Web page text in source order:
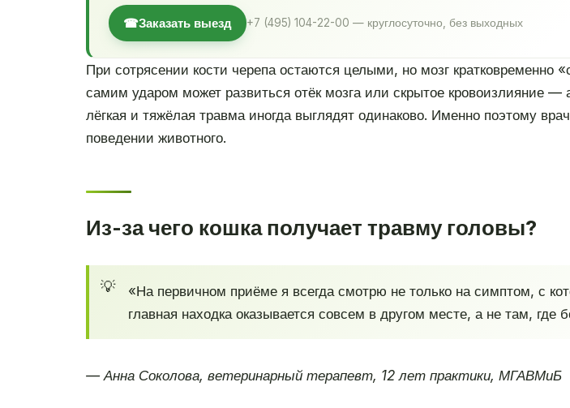
☎Заказать выезд +7 (495) 104-22-00 — круглосуточно, без выходных
При сотрясении кости черепа остаются целыми, но мозг
самим ударом может развиться отёк мозга или скрытое кровоизлияние
лёгкая и тяжёлая травма иногда выглядят одинаково. Именно поэтому
поведении животного.
Из-за чего кошка получает травму головы?
«На первичном приёме я всегда смотрю не только на симптом, с
главная находка оказывается совсем в другом месте, а не там, где
— Анна Соколова, ветеринарный терапевт, 12 лет практики, МГАВМиБ